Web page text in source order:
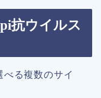
抗ウイルス
る複数のサイ